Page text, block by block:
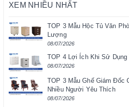
XEM NHIỀU NHẤT
TOP 3 Mẫu Hộc Tủ Văn
Lượng
08/07/2026
TOP 4 Lợi Ích Khi Sử Dụng
08/07/2026
TOP 3 Mẫu Ghế Giám Đốc
Nhiều Người Yêu Thích
08/07/2026